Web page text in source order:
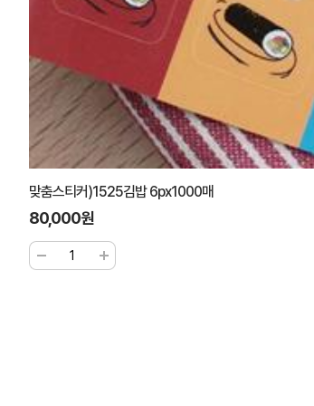
맞춤스티커)1525김밥 6px1000매
80,000원